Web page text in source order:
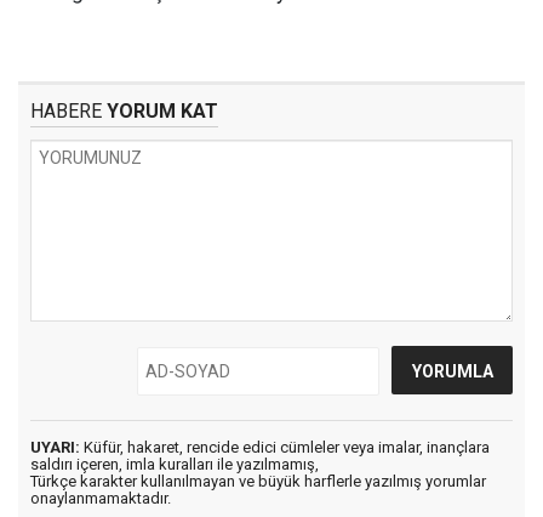
HABERE YORUM KAT
UYARI: Küfür, hakaret, rencide edici cümleler veya imalar, inançlara
saldırı içeren, imla kuralları ile yazılmamış,
Türkçe karakter kullanılmayan ve büyük harflerle yazılmış yorumlar
onaylanmamaktadır.